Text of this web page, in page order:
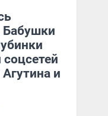
Бабушки
и